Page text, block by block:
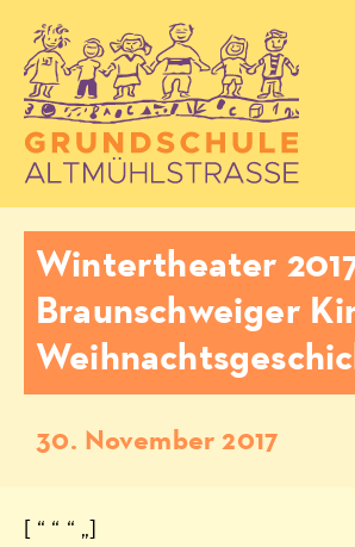
Wintertheater
Braunschweiger
30. November 2017
[ “ “ “ „]